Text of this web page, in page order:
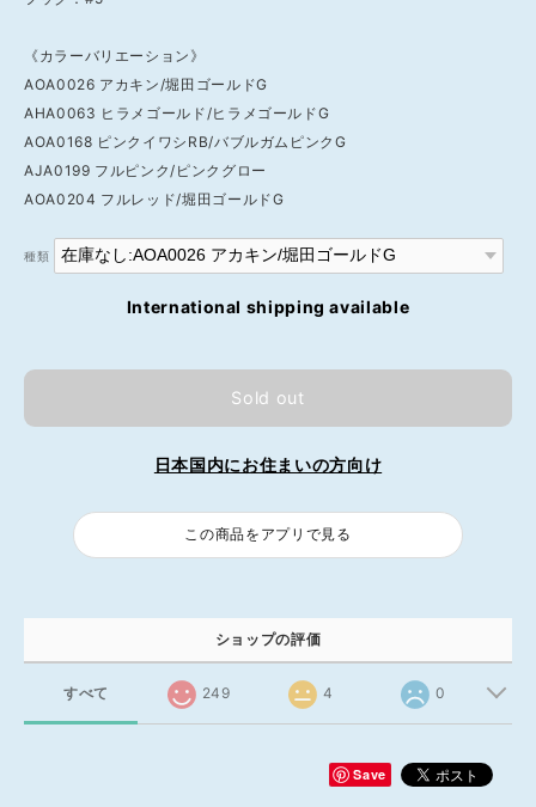
《カラーバリエーション》
AOA0026 アカキン/堀田ゴールドG
AHA0063 ヒラメゴールド/ヒラメゴールドG
AOA0168 ピンクイワシRB/バブルガムピンクG
AJA0199 フルピンク/ピンクグロー
AOA0204 フルレッド/堀田ゴールドG
種類
International shipping available
Sold out
日本国内にお住まいの方向け
この商品をアプリで見る
ショップの評価
すべて 249 4 0
Save